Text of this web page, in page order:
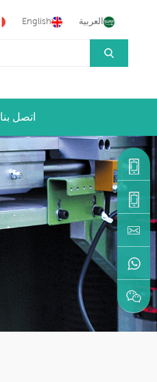
العربية English
اتصل بنا
+86-
15905996312
+86-
595-
22216883
machine@hongancn.com
+86
15905996312